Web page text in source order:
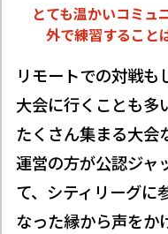
とても温かいコミュ
外で練習すること
リモートでの対戦
大会に行くことも多
たくさん集まる大会
運営の方が公認ジャ
て、シティリーグに
なった縁から声をか